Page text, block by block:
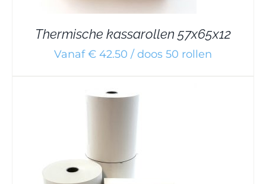
Thermische kassarollen 57x65x12
Vanaf € 42.50 / doos 50 rollen